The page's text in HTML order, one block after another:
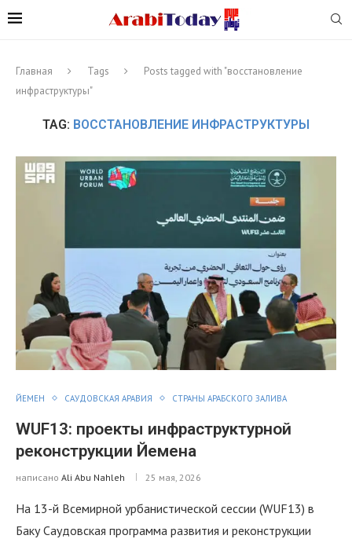
Главная Tags
Posts tagged with "восстановление
инфраструктуры"
TAG: ВОССТАНОВЛЕНИЕ ИНФРАСТРУКТУРЫ
ЙЕМЕН САУДОВСКАЯ АРАВИЯ СТРАНЫ АРАБСКОГО ЗАЛИВА
WUF13: проекты инфраструктурной
реконструкции Йемена
написано Ali Abu Nahleh 25 мая, 2026
На 13-й Всемирной урбанистической сессии (WUF13) в
Баку Саудовская программа развития и реконструкции